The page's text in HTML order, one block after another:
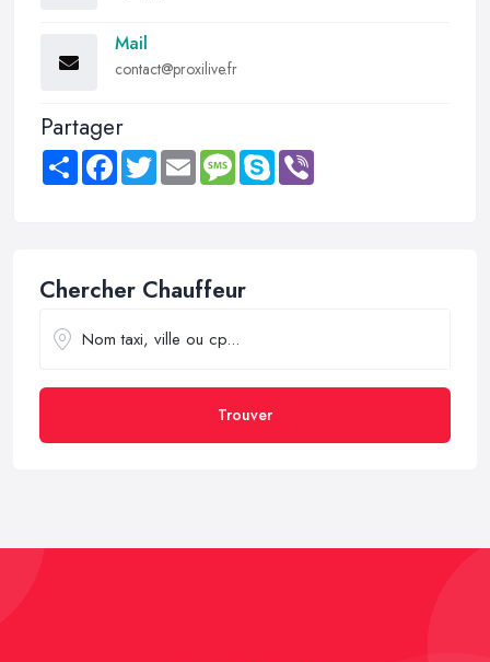
Mail
contact@proxilive.fr
Partager
Share FacebookTwitter Email MessageSkype
Chercher Chauffeur
Trouver